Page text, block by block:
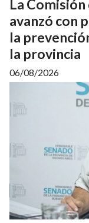
La Comisión
avanzó con
la
la provincia
06/08/2026